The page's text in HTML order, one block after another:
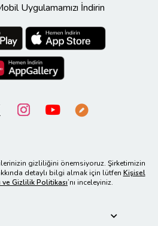
Uygulamamızı İndirin
gizliliğini önemsiyoruz. Şirketimizin
detaylı bilgi almak için lütfen Kişisel
ve Gizlilik Politikası’nı inceleyiniz.